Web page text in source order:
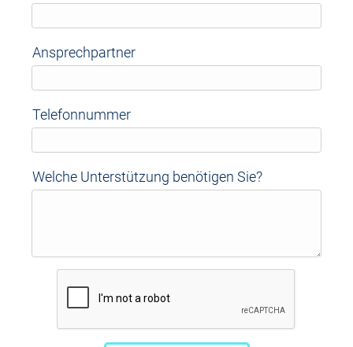
Ansprechpartner
Telefonnummer
Welche Unterstützung benötigen Sie?